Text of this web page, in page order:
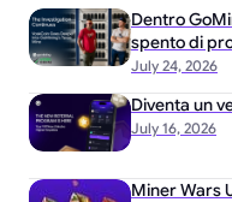
July 24, 2026
Dentro
spento di
July 16, 2026
Diventa un
Miner Wars